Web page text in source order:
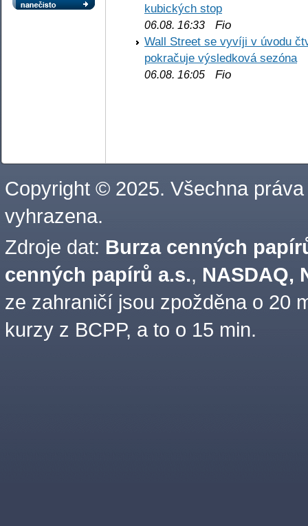
kubických stop
06.08. 16:33 Fio
Wall Street se vyvíji v úvodu
pokračuje výsledková sezóna
06.08. 16:05 Fio
Copyright © 2025. Všechna práva
vyhrazena.
Zdroje dat: Burza cenných
cenných papírů a.s., NASDAQ,
ze zahraničí jsou zpožděna o 20
kurzy z BCPP, a to o 15 min.